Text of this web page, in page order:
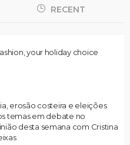
RECENT
your holiday choice
erosão costeira e eleições
temas em debate no
desta semana com Cristina